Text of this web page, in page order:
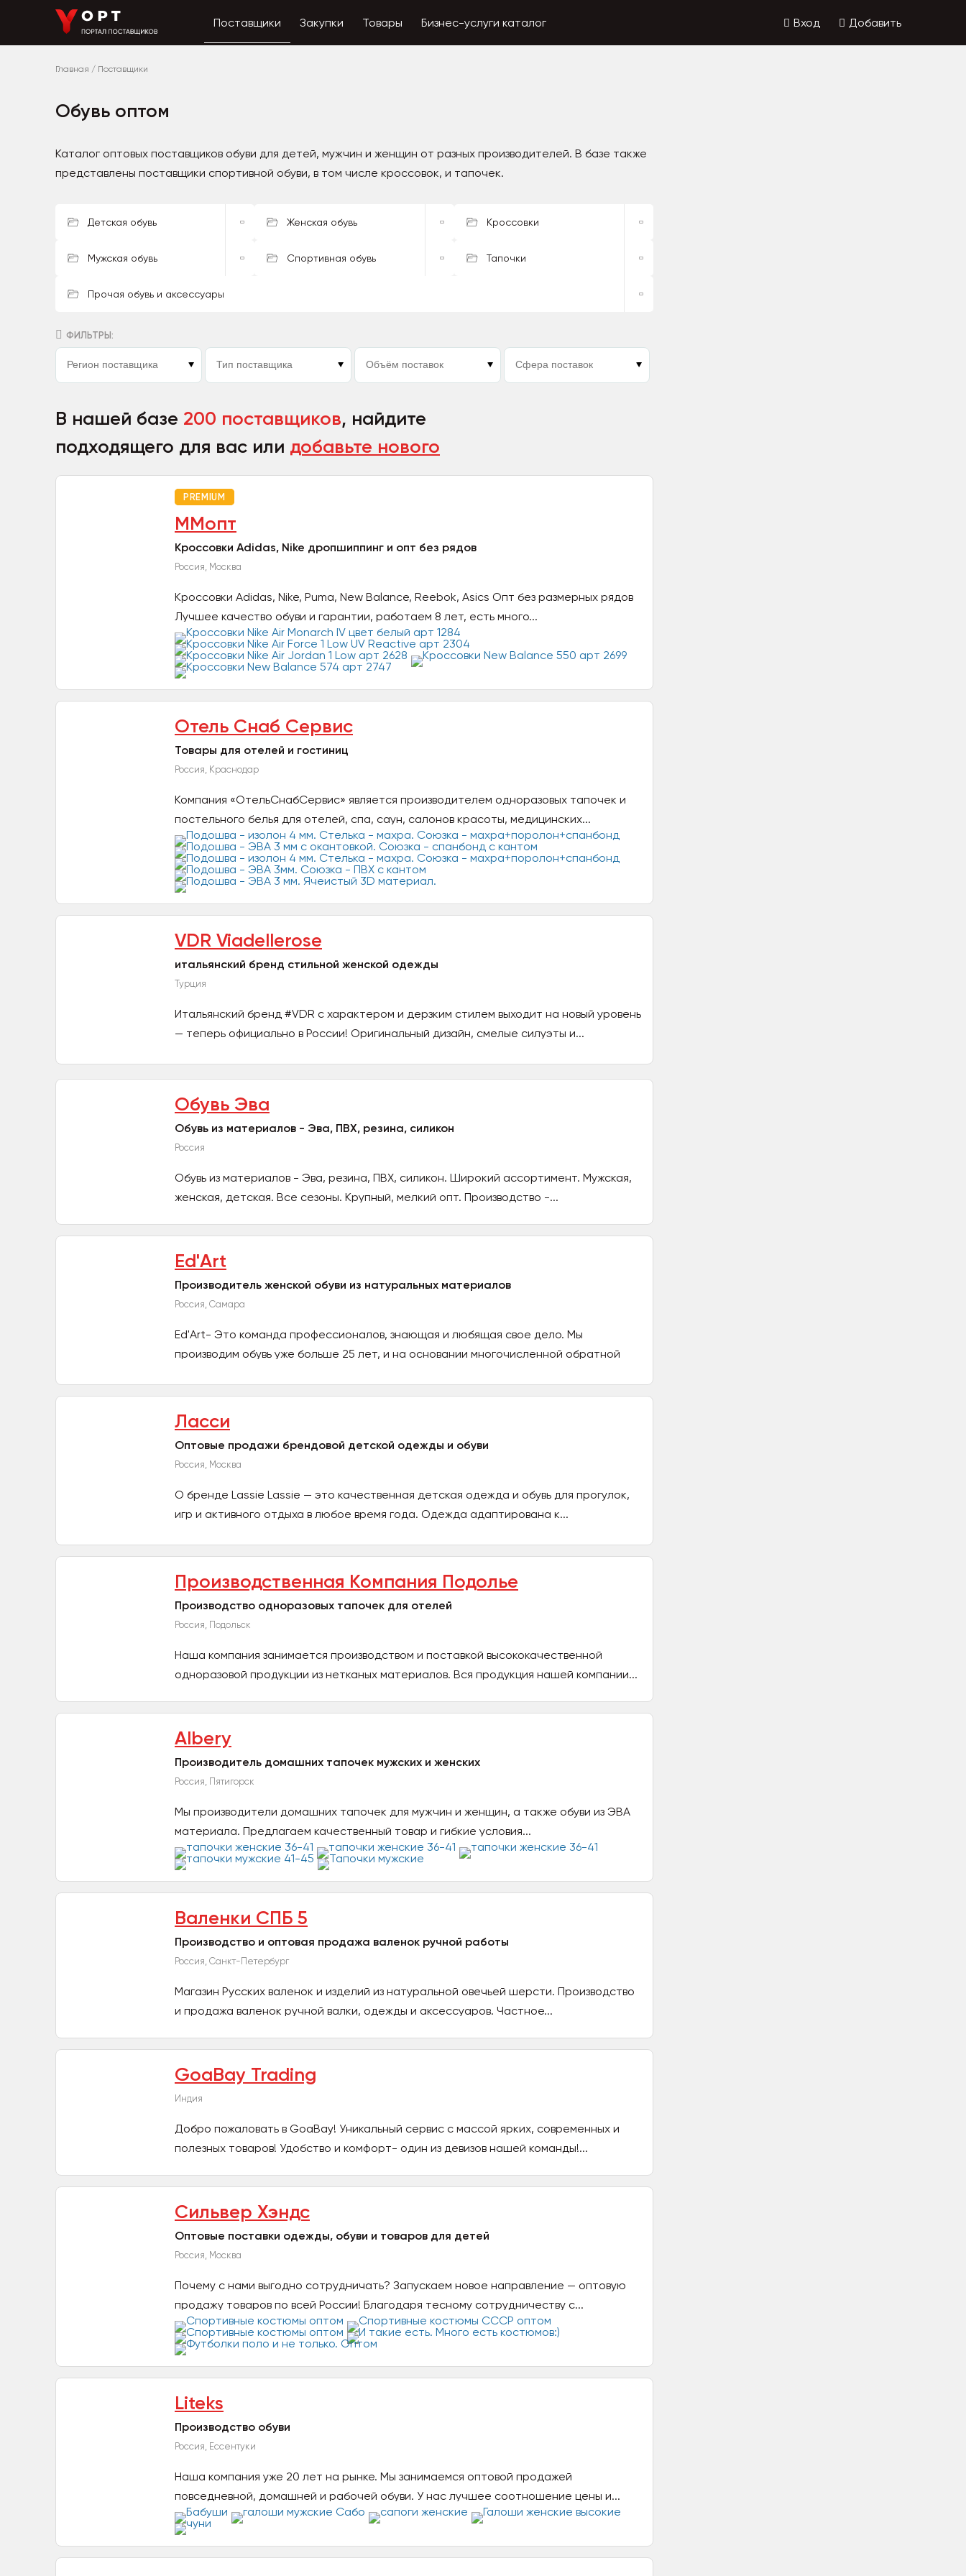
Поставщики Закупки Товары Бизнес-услуги каталог Вход Добавить
Главная / Поставщики
Обувь оптом
Каталог оптовых поставщиков обуви для детей, мужчин и женщин от разных производителей. В базе также
представлены поставщики спортивной обуви, в том числе кроссовок, и тапочек.
Детская обувь Женская обувь Кроссовки
Мужская обувь Спортивная обувь Тапочки
Прочая обувь и аксессуары
ФИЛЬТРЫ:
В нашей базе 200 поставщиков, найдите
подходящего для вас или добавьте нового
PREMIUM
ММопт
Кроссовки Adidas, Nike дропшиппинг и опт без рядов
Россия, Москва
Кроссовки Adidas, Nike, Puma, New Balance, Reebok, Asics Опт без размерных рядов
Лучшее качество обуви и гарантии, работаем 8 лет, есть много...
Отель Снаб Сервис
Товары для отелей и гостиниц
Россия, Краснодар
Компания «ОтельСнабСервис» является производителем одноразовых тапочек и
постельного белья для отелей, спа, саун, салонов красоты, медицинских...
VDR Viadellerose
итальянский бренд стильной женской одежды
Турция
Итальянский бренд #VDR с характером и дерзким стилем выходит на новый уровень
— теперь официально в России! Оригинальный дизайн, смелые силуэты и...
Обувь Эва
Обувь из материалов - Эва, ПВХ, резина, силикон
Россия
Обувь из материалов - Эва, резина, ПВХ, силикон. Широкий ассортимент. Мужская,
женская, детская. Все сезоны. Крупный, мелкий опт. Производство -...
Ed'Art
Производитель женской обуви из натуральных материалов
Россия, Самара
Ed'Art- Это команда профессионалов, знающая и любящая свое дело. Мы
производим обувь уже больше 25 лет, и на основании многочисленной обратной
Ласси
Оптовые продажи брендовой детской одежды и обуви
Россия, Москва
О бренде Lassie Lassie — это качественная детская одежда и обувь для прогулок,
игр и активного отдыха в любое время года. Одежда адаптирована к...
Производственная Компания Подолье
Производство одноразовых тапочек для отелей
Россия, Подольск
Наша компания занимается производством и поставкой высококачественной
одноразовой продукции из нетканых материалов. Вся продукция нашей компании...
Albery
Производитель домашних тапочек мужских и женских
Россия, Пятигорск
Мы производители домашних тапочек для мужчин и женщин, а также обуви из ЭВА
материала. Предлагаем качественный товар и гибкие условия...
Валенки СПБ 5
Производство и оптовая продажа валенок ручной работы
Россия, Санкт-Петербург
Магазин Русских валенок и изделий из натуральной овечьей шерсти. Производство
и продажа валенок ручной валки, одежды и аксессуаров. Частное...
GoaBay Trading
Индия
Добро пожаловать в GoaBay! Уникальный сервис с массой ярких, современных и
полезных товаров! Удобство и комфорт- один из девизов нашей команды!...
Сильвер Хэндс
Оптовые поставки одежды, обуви и товаров для детей
Россия, Москва
Почему с нами выгодно сотрудничать? Запускаем новое направление — оптовую
продажу товаров по всей России! Благодаря тесному сотрудничеству с...
Liteks
Производство обуви
Россия, Ессентуки
Наша компания уже 20 лет на рынке. Мы занимаемся оптовой продажей
повседневной, домашней и рабочей обуви. У нас лучшее соотношение цены и...